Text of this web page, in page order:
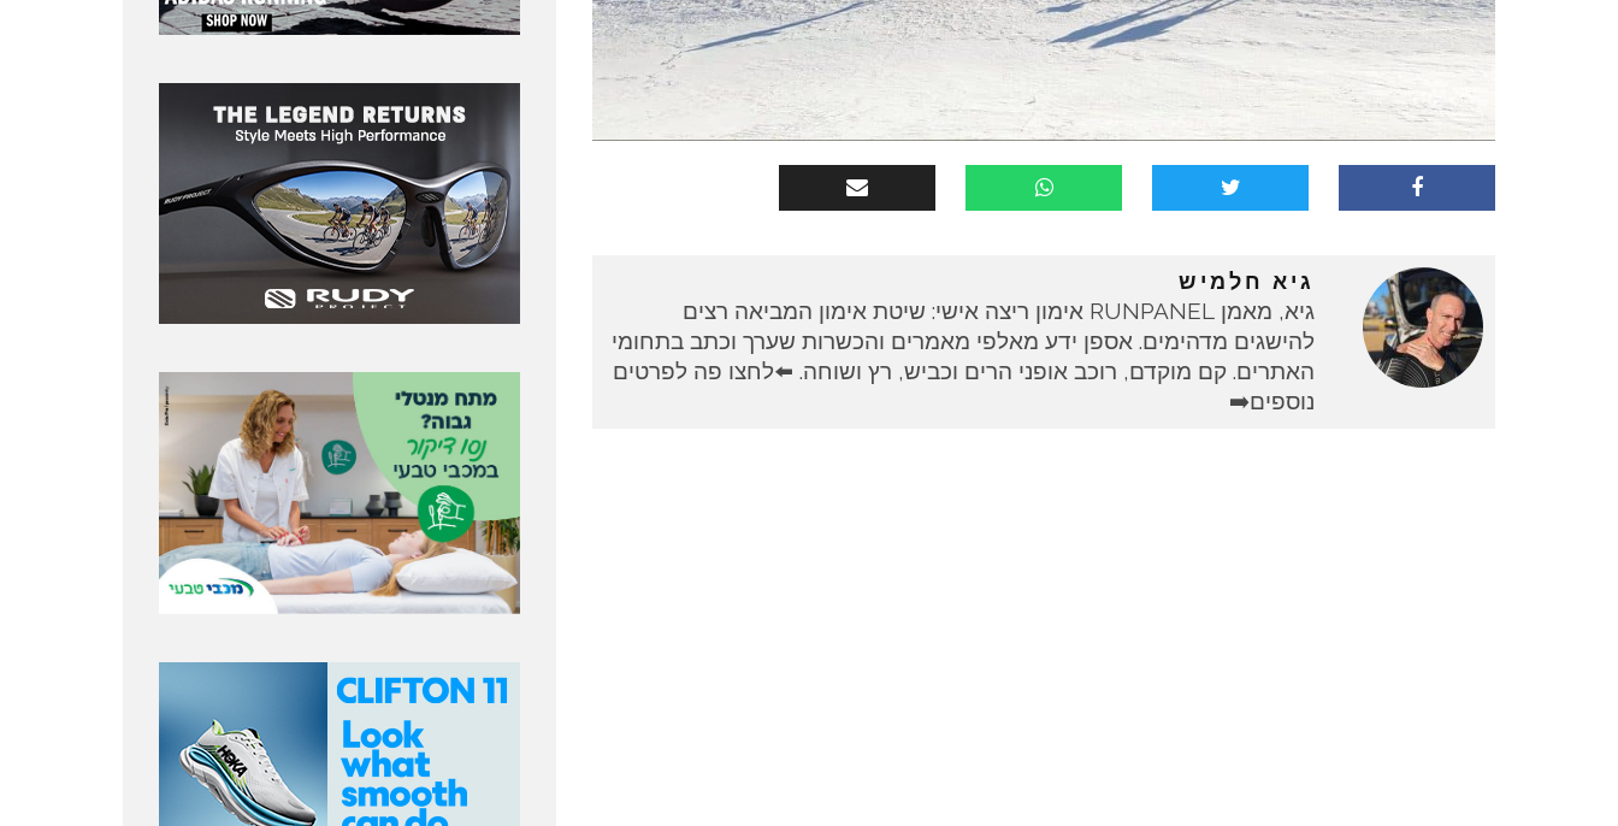
גיא חלמיש
גיא, מאמן RUNPANEL אימון ריצה אישי: שיטת אימון המביאה רצים
להישגים מדהימים. אספן ידע מאלפי מאמרים והכשרות שערך וכתב בתחומי
האתרים. קם מוקדם, רוכב אופני הרים וכביש, רץ ושוחה. ⬅️לחצו פה לפרטים
נוספים➡️